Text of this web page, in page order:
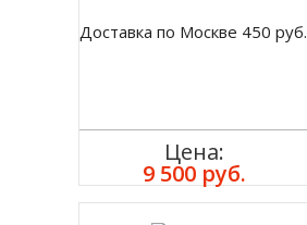
Доставка по Москве 450 руб.
Цена:
9 500 руб.